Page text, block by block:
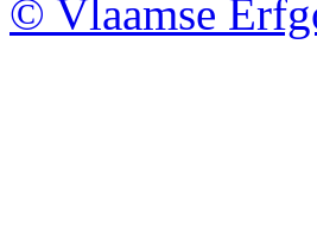
© Vlaamse